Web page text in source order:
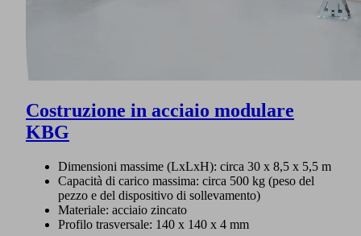
Costruzione in acciaio modulare
KBG
Dimensioni massime (LxLxH): circa 30 x 8,5 x 5,5 m
Capacità di carico massima: circa 500 kg (peso del
pezzo e del dispositivo di sollevamento)
Materiale: acciaio zincato
Profilo trasversale: 140 x 140 x 4 mm